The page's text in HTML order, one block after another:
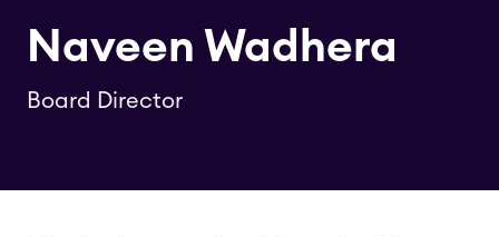
Naveen Wadhera
Board Director